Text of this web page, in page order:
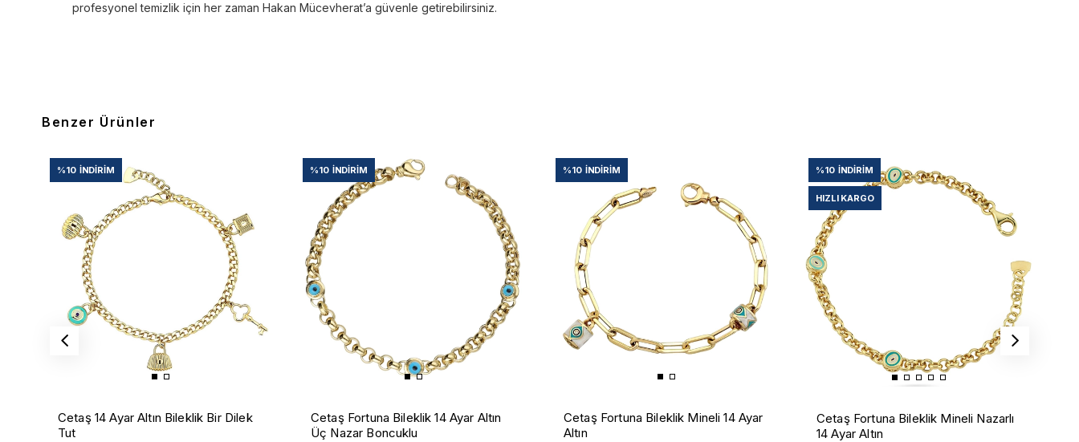
profesyonel temizlik için her zaman Hakan Mücevherat’a güvenle getirebilirsiniz.
Benzer Ürünler
Cetaş 14 Ayar Altın Bileklik Bir Dilek
Tut
%10 İNDIRIM
Cetaş Fortuna Bileklik 14 Ayar Altın
Üç Nazar Boncuklu
%10 İNDIRIM
Cetaş Fortuna Bileklik Mineli 14 Ayar
Altın
%10 İNDIRIM
Cetaş Fortuna Bileklik Mineli Nazarlı
14 Ayar Altın
%10 İNDIRIM
HIZLI KARGO